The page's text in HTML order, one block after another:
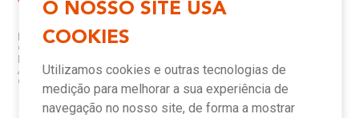
O NOSSO SITE USA
COOKIES
Utilizamos cookies e outras tecnologias de
medição para melhorar a sua experiência de
navegação no nosso site, de forma a mostrar
Política de Qualidade
Garantia
Assistência Técnica Meber
Canais de Atendimento
Representantes
Assistências Técnicas e
Autorizadas